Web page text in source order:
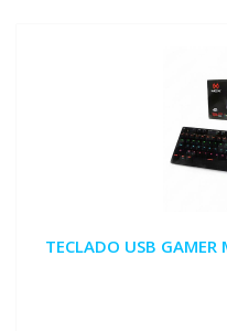
TECLADO USB